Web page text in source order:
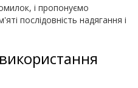
і пропонуємо
послідовність надягання і